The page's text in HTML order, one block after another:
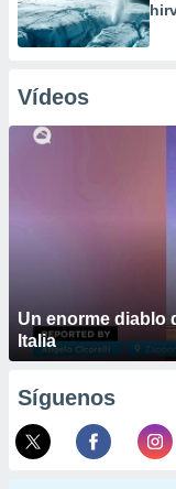
Vídeos
Un enorme diablo
Italia
Síguenos